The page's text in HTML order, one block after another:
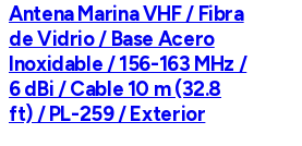
Antena Marina VHF / Fibra
de Vidrio / Base Acero
Inoxidable / 156-163 MHz /
6 dBi / Cable 10 m (32.8
ft) / PL-259 / Exterior